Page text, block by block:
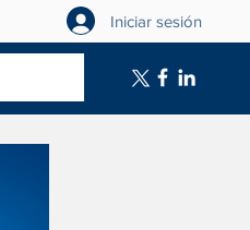
Iniciar sesión